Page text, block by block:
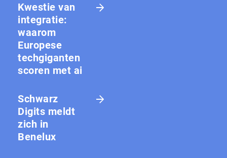
Kwestie van
integratie:
waarom
Europese
techgiganten
scoren met ai
Schwarz
Digits meldt
zich in
Benelux